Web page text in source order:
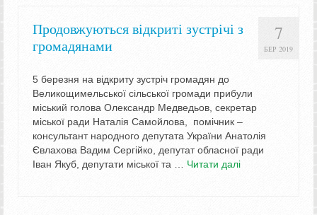
7
БЕР 2019
Продовжуються відкриті зустрічі з
громадянами
5 березня на відкриту зустріч громадян до
Великощимельської сільської громади прибули
міський голова Олександр Медведьов, секретар
міської ради Наталія Самойлова, помічник –
консультант народного депутата України Анатолія
Євлахова Вадим Сергійко, депутат обласної ради
Іван Якуб, депутати міської та … Читати далі